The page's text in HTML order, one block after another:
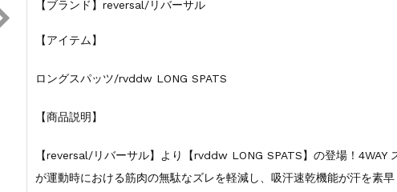
【ブランド】reversal/リバーサル
【アイテム】
ロングスパッツ/rvddw LONG SPATS
【商品説明】
【reversal/リバーサル】より【rvddw LONG SPATS】の登場！4WAY
が運動時における筋肉の無駄なズレを軽減し、吸汗速乾機能が汗を素早